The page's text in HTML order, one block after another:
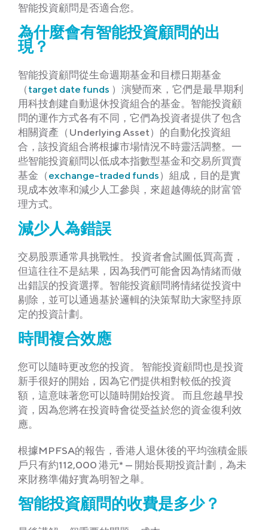
智能投資顧問是否適合您。
為什麼會有智能投資顧問的出
現？
智能投資顧問從生命週期基金和目標日期基金
（ target date funds ）演變而來，它們是最早期利
用科技創建自動退休投資組合的基金。智能投資顧
問的運作方式各有不同，它們為投資者提供了包含
相關資產（Underlying Asset）的自動化投資組
合，該投資組合將根據市場情況不時靈活調整。一
些智能投資顧問以低成本指數型基金和交易所買賣
基金（ exchange-traded funds ）組成，目的是實
現成本效率和減少人工參與，來超越傳統的財富管
理方式。
減少人為錯誤
交易股票通常具挑戰性。 投資者會試圖低買高賣，
但這往往不是結果，因為我們可能會因為情緒而做
出錯誤的投資選擇。智能投資顧問將情緒從投資中
剔除，並可以通過基於邏輯的決策幫助大家堅持原
定的投資計劃。
時間複合效應
您可以隨時更改您的投資。 智能投資顧問也是投資
新手很好的開始，因為它們提供相對較低的投資
額，這意味著您可以隨時開始投資。 而且您越早投
資，因為您將在投資時會從受益於您的資金復利效
應。
根據MPFSA的報告，香港人退休後的平均強積金賬
戶只有約112,000 港元* — 開始長期投資計劃，為未
來財務準備好實為明智之舉。
智能投資顧問的收費是多少？